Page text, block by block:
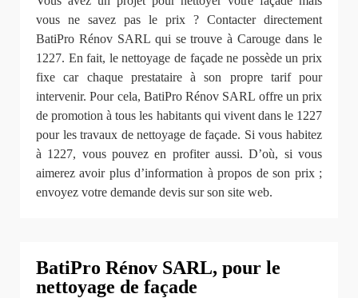
vous ne savez pas le prix ? Contacter directement
BatiPro Rénov SARL qui se trouve à Carouge dans le
1227. En fait, le nettoyage de façade ne possède un prix
fixe car chaque prestataire à son propre tarif pour
intervenir. Pour cela, BatiPro Rénov SARL offre un prix
de promotion à tous les habitants qui vivent dans le 1227
pour les travaux de nettoyage de façade. Si vous habitez
à 1227, vous pouvez en profiter aussi. D’où, si vous
aimerez avoir plus d’information à propos de son prix ;
envoyez votre demande devis sur son site web.
BatiPro Rénov SARL, pour le
nettoyage de façade